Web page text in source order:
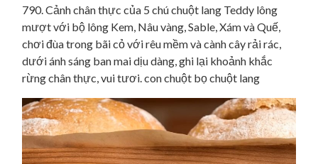
790. Cảnh chân thực của 5 chú chuột lang Teddy lông
mượt với bộ lông Kem, Nâu vàng, Sable, Xám và Quế,
chơi đùa trong bãi cỏ với rêu mềm và cành cây rải rác,
dưới ánh sáng ban mai dịu dàng, ghi lại khoảnh khắc
rừng chân thực, vui tươi. con chuột bọ chuột lang